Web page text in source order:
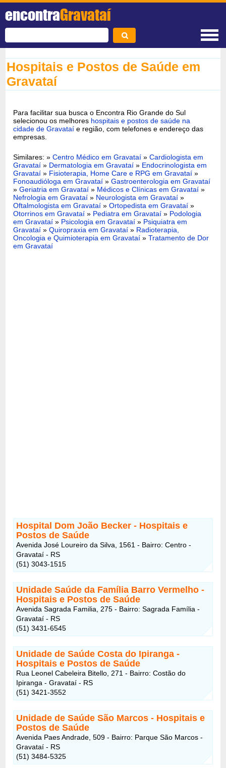
encontraGravataí
Hospitais e Postos de Saúde em
Gravataí
Para facilitar sua busca o Encontra Rio Grande do Sul
selecionou os melhores hospitais e postos de saúde na
cidade de Gravataí e região, com telefones e endereço das
empresas.
Similares: »Centro Médico em Gravataí »Cardiologista em
Gravataí » Dermatologia em Gravataí » Endocrinologista em
Gravataí » Fisioterapia, Home Care e RPG em Gravataí »
Fonoaudióloga em Gravataí »Gastroenterologia em Gravataí
»Geriatria em Gravataí » Médicos e Clínicas em Gravataí »
Nefrologia em Gravataí » Neurologista em Gravataí »
Oftalmologista em Gravataí »Ortopedista em Gravataí »
Otorrinos em Gravataí » Pediatra em Gravataí » Podologia
em Gravataí » Psicologia em Gravataí » Psiquiatra em
Gravataí »Quiropraxia em Gravataí » Radioterapia,
Oncologia e Quimioterapia em Gravataí »Tratamento de Dor
em Gravataí
Hospital Dom João Becker - Hospitais e
Postos de Saúde
Avenida José Loureiro da Silva, 1561 - Bairro: Centro -
Gravataí - RS
(51) 3043-1515
Unidade Saúde da Família Barro Vermelho -
Hospitais e Postos de Saúde
Avenida Sagrada Familia, 275 - Bairro: Sagrada Família -
Gravataí - RS
(51) 3431-6545
Unidade de Saúde Costa do Ipiranga -
Hospitais e Postos de Saúde
Rua Leonel Cabeleira Bitello, 271 - Bairro: Costão do
Ipiranga - Gravataí - RS
(51) 3421-3552
Unidade de Saúde São Marcos - Hospitais e
Postos de Saúde
Avenida Paes Andrade, 509 - Bairro: Parque São Marcos -
Gravataí - RS
(51) 3484-5325